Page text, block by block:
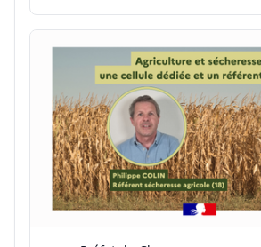
sapeurs-pompiers. 🍅 Ce soir, les dons de produits
par les agriculteurs varois vont